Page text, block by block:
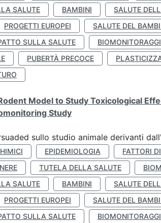
SALUTE
BAMBINI SALUTE
PROGETTI EUROPEI SALUTE DEL
SULLA SALUTE
PUBERTÀ PRECOCE
Model to Study Toxicological
Study
sullo studio animale derivanti
EPIDEMIOLOGIA FATTORI
TUTELA DELLA SALUTE
SALUTE
BAMBINI SALUTE
PROGETTI EUROPEI SALUTE DEL
SULLA SALUTE